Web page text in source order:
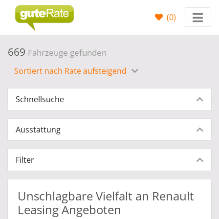
(0)
669 Fahrzeuge gefunden
Sortiert nach Rate aufsteigend
Schnellsuche
Ausstattung
Filter
Unschlagbare Vielfalt an Renault
Leasing Angeboten